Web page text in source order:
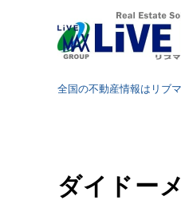
全国の不動産情報はリブ
ダイドー